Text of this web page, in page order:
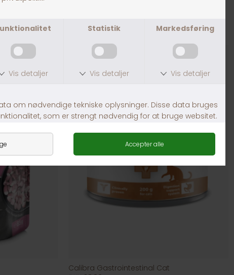
ANDRE KØBTE OGSÅ
Calibra Gastrointestinal Cat